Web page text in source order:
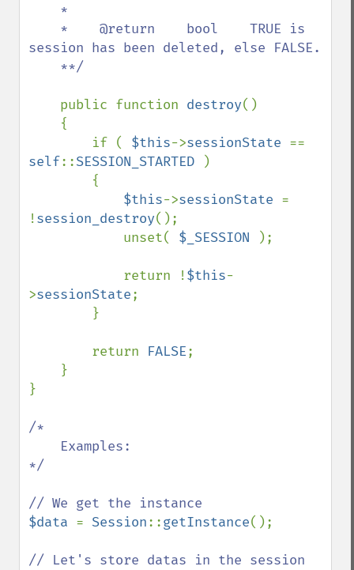
session has been deleted, else FALSE.
public function destroy()
        if (
$this->sessionState
self::SESSION_STARTED
)
$this->sessionState =
!session_destroy();
            unset(
$_SESSION );
            return !
$this-
>sessionState;
        return
FALSE;
}
/*
*/
$data = Session::getInstance();